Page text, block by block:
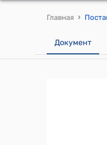
Главная ›
Документ